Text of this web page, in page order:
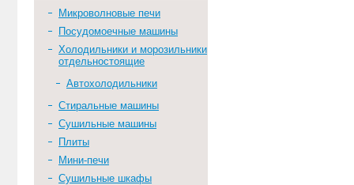
Микроволновые печи
Посудомоечные машины
Холодильники и морозильники
отдельностоящие
Автохолодильники
Стиральные машины
Сушильные машины
Плиты
Мини-печи
Сушильные шкафы